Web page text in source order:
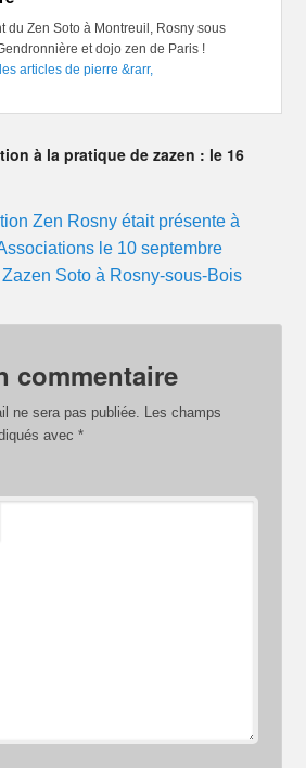
du Zen Soto à Montreuil, Rosny sous
et dojo zen de Paris !
articles de pierre &rarr,
à la pratique de zazen : le 16
Zen Rosny était présente à
le 10 septembre
Soto à Rosny-sous-Bois
commentaire
ne sera pas publiée. Les champs
avec*